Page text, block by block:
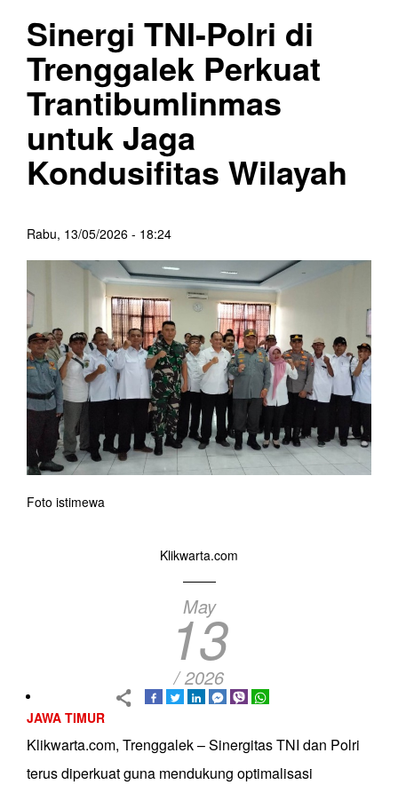
Sinergi TNI-Polri di
Trenggalek Perkuat
Trantibumlinmas
untuk Jaga
Kondusifitas Wilayah
Rabu, 13/05/2026 - 18:24
Foto istimewa
Klikwarta.com
May
13
/ 2026
JAWA TIMUR
Klikwarta.com, Trenggalek – Sinergitas TNI dan Polri
terus diperkuat guna mendukung optimalisasi